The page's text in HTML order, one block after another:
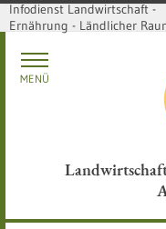
Skip to content
Infodienst Landwirtschaft -
Ernährung - Ländlicher
MENÜ